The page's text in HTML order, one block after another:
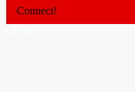
Connect!